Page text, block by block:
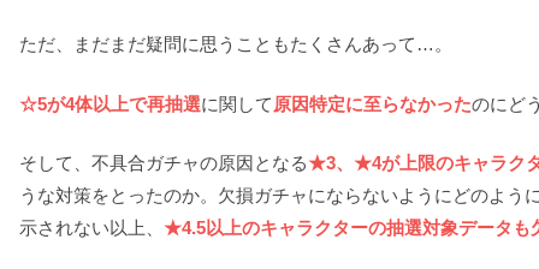
ただ、まだまだ疑問に思うこともたくさんあって…。
☆5が4体以上で再抽選に関して 原因特定に至らなかったのにど
そして、不具合ガチャの原因となる★3、★4が上限のキャラク
うな対策をとったのか。欠損ガチャにならないようにどのよ
示されない以上、 ★4.5以上のキャラクターの抽選対象データも